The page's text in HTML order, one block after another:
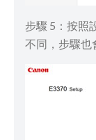
步驟 5：按照
不同，步驟